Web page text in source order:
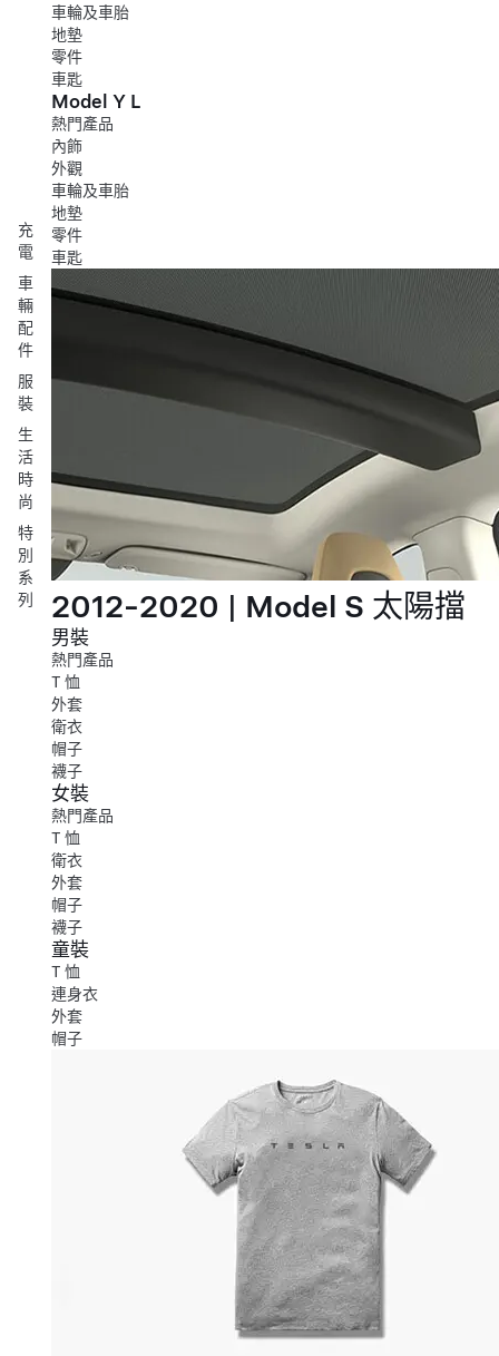
充
電
車
輛
配
件
服
裝
生
活
時
尚
特
別
系
列
車輪及車胎
地墊
零件
車匙
Model Y L
熱門產品
內飾
外觀
車輪及車胎
地墊
零件
車匙
2012-2020 | Model S 太陽擋
男裝
熱門產品
T 恤
外套
衛衣
帽子
襪子
女裝
熱門產品
T 恤
衛衣
外套
帽子
襪子
童裝
T 恤
連身衣
外套
帽子